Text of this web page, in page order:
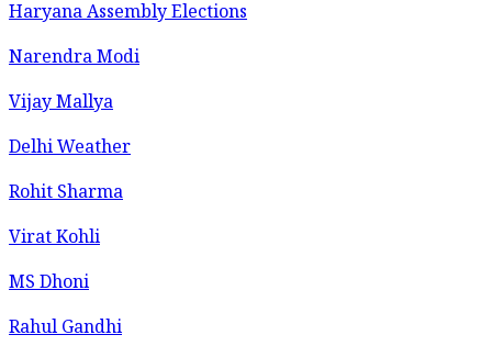
Haryana Assembly Elections
Narendra Modi
Vijay Mallya
Delhi Weather
Rohit Sharma
Virat Kohli
MS Dhoni
Rahul Gandhi